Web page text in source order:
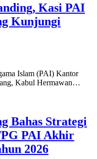
Kasi PAI
Kunjungi
Islam (PAI) Kantor
Kabul Hermawan…
Bahas Strategi
PAI Akhir
2026